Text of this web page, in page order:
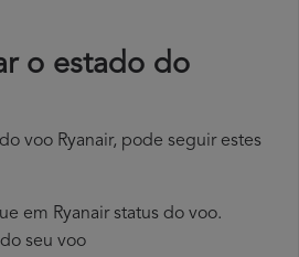
o estado do
voo Ryanair, pode seguir estes
em Ryanair status do voo.
seu voo